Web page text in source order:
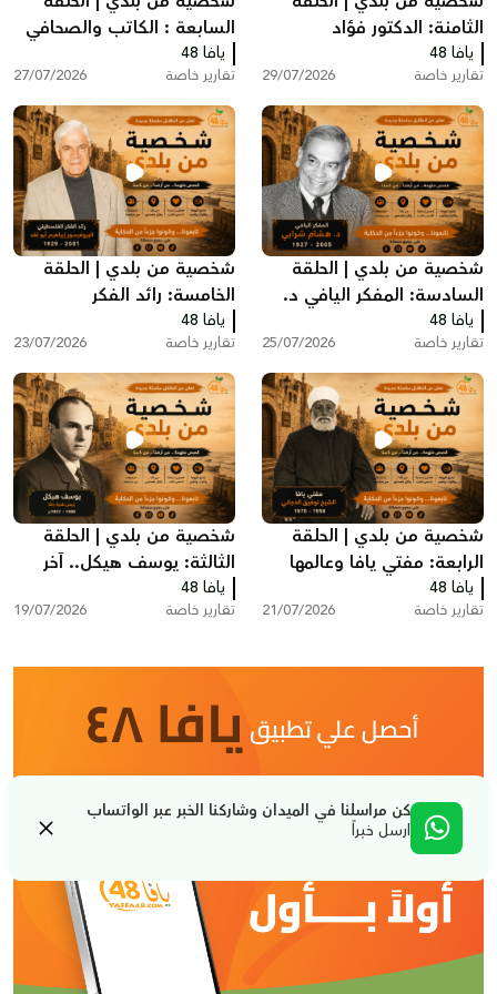
كن مراسلنا في الميدان وشاركنا الخبر عبر الواتساب
ارسل خبراً
الثامنة: الدكتور فؤاد
الدجاني.. رائد الطب والجراحة
في فلسطين
يافا 48
تقارير خاصة 29/07/2026
السابعة : الكاتب والصحافي
اليافاوي شفيق الحوت
يافا 48
تقارير خاصة 27/07/2026
شخصية من بلدي | الحلقة
السادسة: المفكر اليافي د.
هشام شرابي
يافا 48
تقارير خاصة 25/07/2026
شخصية من بلدي | الحلقة
الخامسة: رائد الفكر
الفلسطيني البروفيسور
إبراهيم أبو لغد
يافا 48
تقارير خاصة 23/07/2026
شخصية من بلدي | الحلقة
الرابعة: مفتي يافا وعالمها
الشيخ توفيق عبد الله
الدجاني
يافا 48
تقارير خاصة 21/07/2026
شخصية من بلدي | الحلقة
الثالثة: يوسف هيكل.. آخر
رئيس لبلدية يافا قبل النكبة
يافا 48
تقارير خاصة 19/07/2026